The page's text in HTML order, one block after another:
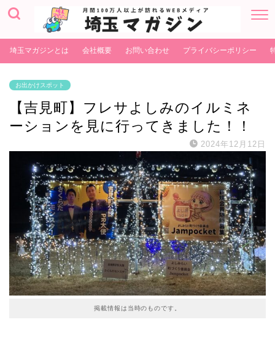
埼玉マガジンとは 会社概要 お問い合わせ プライバシーポリシー
お出かけスポット
【吉見町】フレサよしみのイルミネ
ーションを見に行ってきました！！
2024年12月12日
掲載情報は当時のものです。